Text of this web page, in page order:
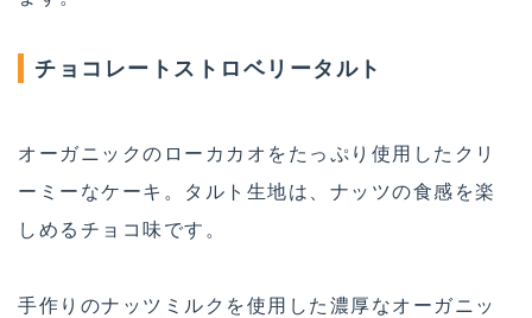
チョコレートストロベリータルト
オーガニックのローカカオをたっぷり使用したクリ
ーミーなケーキ。タルト生地は、ナッツの食感を楽
しめるチョコ味です。
手作りのナッツミルクを使用した濃厚なオーガニッ